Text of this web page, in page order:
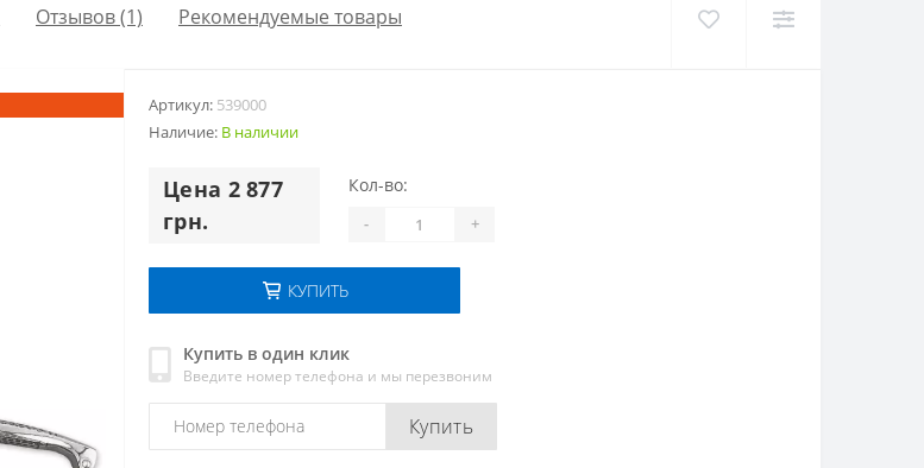
Отзывов (1) Рекомендуемые товары
Артикул: 539000
Наличие: В наличии
Цена 2 877
грн.
Кол-во:
- +
КУПИТЬ
Купить в один клик
Введите номер телефона и мы перезвоним
Купить